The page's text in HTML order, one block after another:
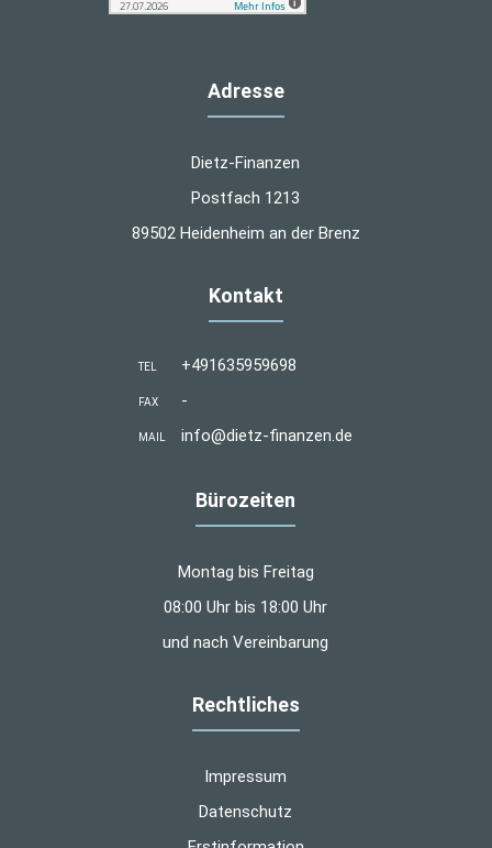
Adresse
Dietz-Finanzen
Postfach 1213
89502 Heidenheim an der Brenz
Kontakt
TEL +491635959698
FAX -
MAIL info@dietz-finanzen.de
Bürozeiten
Montag bis Freitag
08:00 Uhr bis 18:00 Uhr
und nach Vereinbarung
Rechtliches
Impressum
Datenschutz